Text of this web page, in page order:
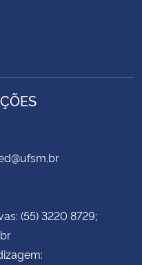
(55) 3220 8729;